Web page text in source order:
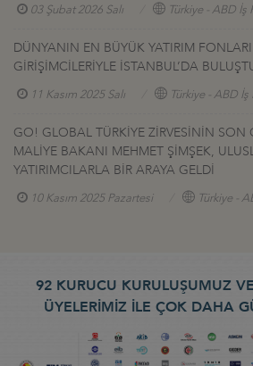
03 Şubat 2026 Salı Türkiye - ABD İş
DÜNYANIN EN BÜYÜK YATIRIM
GİRİŞİMCİLERİYLE İSTANBUL’DA
11 Kasım 2025 Salı Türkiye - ABD
GO! GLOBAL TÜRKİYE ZİRVESİNİN SON
MALİYE BAKANI MEHMET ŞİMŞEK,
YATIRIMCILARLA BİR ARAYA GELDİ
10 Kasım 2025 Pazartesi Türkiye -
92 KURUCU KURULUŞUMUZ
ÜYELERİMİZ İLE ÇOK DAHA